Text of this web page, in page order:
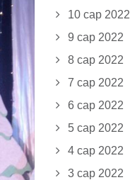
10 сар 2022
9 сар 2022
8 сар 2022
7 сар 2022
6 сар 2022
5 сар 2022
4 сар 2022
3 сар 2022